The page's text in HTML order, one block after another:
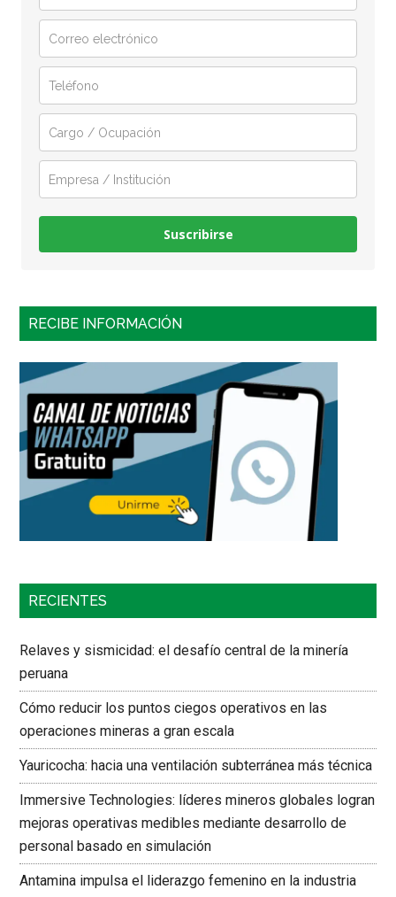
Suscribirse
RECIBE INFORMACIÓN
RECIENTES
Relaves y sismicidad: el desafío central de la minería
peruana
Cómo reducir los puntos ciegos operativos en las
operaciones mineras a gran escala
Yauricocha: hacia una ventilación subterránea más técnica
Immersive Technologies: líderes mineros globales logran
mejoras operativas medibles mediante desarrollo de
personal basado en simulación
Antamina impulsa el liderazgo femenino en la industria